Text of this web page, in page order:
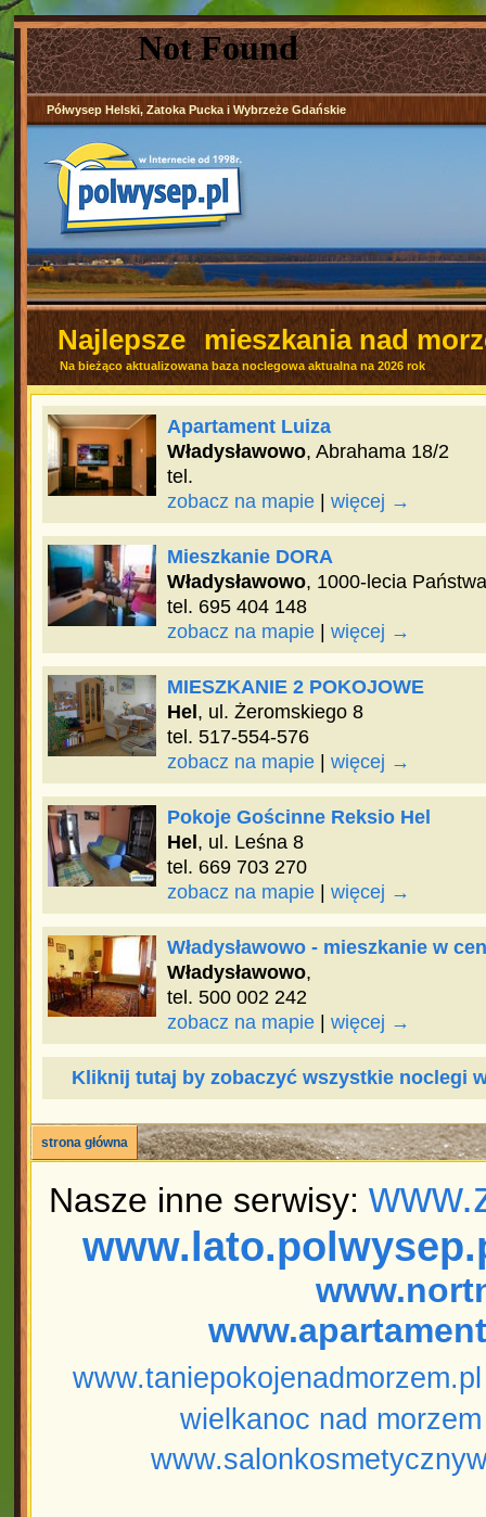
Półwysep Helski, Zatoka Pucka i Wybrzeże Gdańskie
Najlepsze mieszkania nad
Na bieżąco aktualizowana baza noclegowa aktualna na 2026 rok
Apartament Luiza
Władysławowo, Abrahama 18/2
tel.
zobacz na mapie| więcej →
Mieszkanie DORA
Władysławowo, 1000-lecia
tel. 695 404 148
zobacz na mapie| więcej →
MIESZKANIE 2 POKOJOWE
Hel , ul. Żeromskiego 8
tel. 517-554-576
zobacz na mapie| więcej →
Pokoje Gościnne Reksio Hel
Hel , ul. Leśna 8
tel. 669 703 270
zobacz na mapie| więcej →
Władysławowo - mieszkanie w
Władysławowo,
tel. 500 002 242
zobacz na mapie| więcej →
Kliknij tutaj by zobaczyć wszystkie noclegi
strona główna
Nasze inne serwisy:
www.taniepokojenadmorzem.pl
wielkanoc nad